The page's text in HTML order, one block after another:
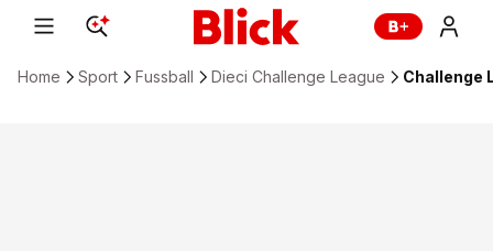
Home Sport Fussball Dieci Challenge League Challenge